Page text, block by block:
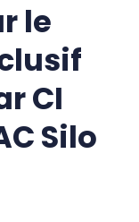
le
CI
Silo